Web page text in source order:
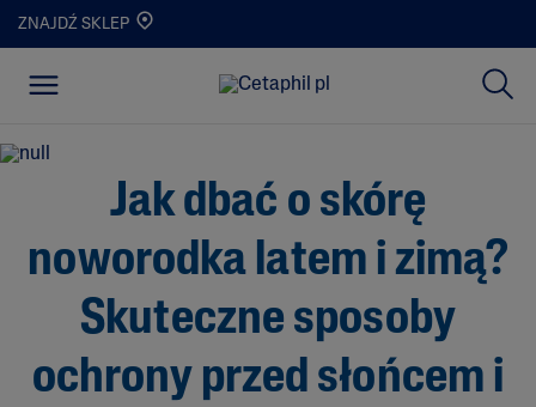
ZNAJDŹ SKLEP
Jak dbać o skórę
noworodka latem i zimą?
Skuteczne sposoby
ochrony przed słońcem i